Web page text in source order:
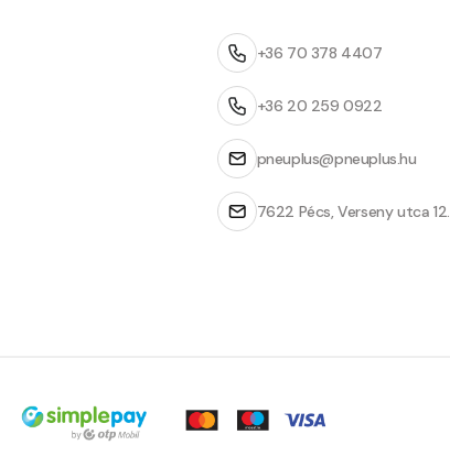
+36 70 378 4407
+36 20 259 0922
pneuplus@pneuplus.hu
7622 Pécs, Verseny utca 12.